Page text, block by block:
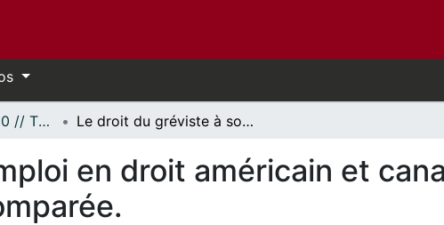
Thèses, 1910 - 2010 // Theses, 1910 - 2010 Le droit du gréviste à son emploi en droit américain et canadien : perspective historique et comparée.
en droit américain et